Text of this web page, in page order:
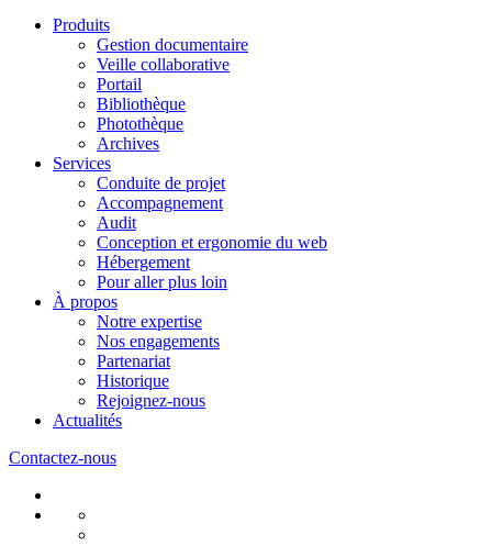
Produits
Gestion documentaire
Veille collaborative
Portail
Bibliothèque
Photothèque
Archives
Services
Conduite de projet
Accompagnement
Audit
Conception et ergonomie du web
Hébergement
Pour aller plus loin
À propos
Notre expertise
Nos engagements
Partenariat
Historique
Rejoignez-nous
Actualités
Contactez-nous